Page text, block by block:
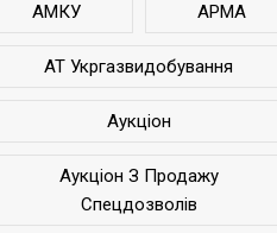
АМКУ АРМА
АТ Укргазвидобування
Аукціон
Аукціон З Продажу
Спецдозволів